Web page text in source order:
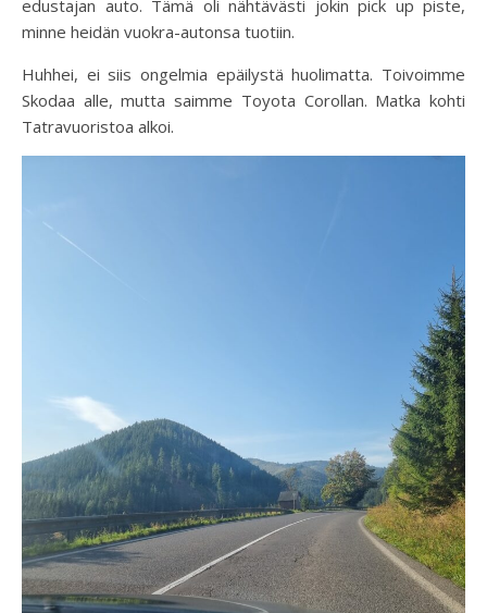
edustajan auto. Tämä oli nähtävästi jokin pick up piste,
minne heidän vuokra-autonsa tuotiin.
Huhhei, ei siis ongelmia epäilystä huolimatta. Toivoimme
Skodaa alle, mutta saimme Toyota Corollan. Matka kohti
Tatravuoristoa alkoi.